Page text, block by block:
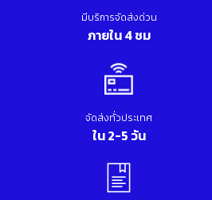
มีบริการจัดส่งด่วน
ภายใน 4 ชม
จัดส่งทั่วประเทศ
ใน 2-5 วัน